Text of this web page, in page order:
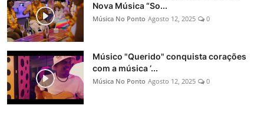
Nova Música “So...
Música No Ponto Agosto 12, 2025 0
Músico "Querido" conquista corações
com a música ‘...
Música No Ponto Agosto 12, 2025 0